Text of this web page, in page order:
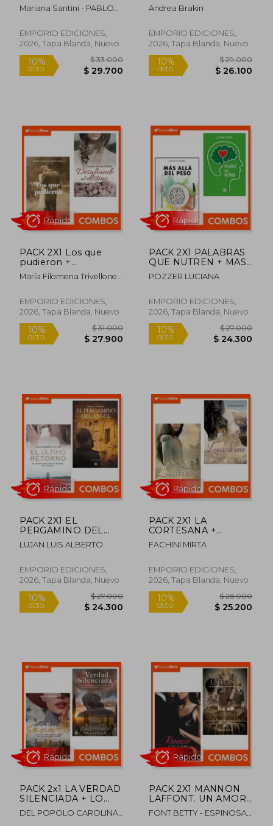
10% $ 30.000
$ 27.000
Rápido
10% $
$
Rápido
CORRÉ TUS LÍMITES
Mariana Santini - PABLO
EMPORIO EDICIONES,
2026, Tapa Blanda, Nuevo
10%
dcto.
$ 33.000
$ 29.700
Rápido
A TIEMPO
Andrea Brakin
EMPORIO EDICIONES,
2026, Tapa Blanda, Nuevo
10%
dcto.
$
$
Rápido
PACK 2X1 Los que
pudieron +
DESAFIANDO AL
DESTINO.
María Filomena Trivellone -
EMPORIO EDICIONES,
2026, Tapa Blanda, Nuevo
10%
dcto.
$ 31.000
$ 27.900
Rápido
PACK 2X1 PALABRAS
QUE NUTREN + MAS
ALLA DEL PESO
POZZER LUCIANA
EMPORIO EDICIONES,
2026, Tapa Blanda, Nuevo
10%
dcto.
Rápido
PACK 2X1 EL
PERGAMINO DEL
ANGEL + EL ULTIMO
RETORNO.
LUJAN LUIS ALBERTO
EMPORIO EDICIONES,
2026, Tapa Blanda, Nuevo
PACK 2X1 LA
CORTESANA +
LEGADO DE HONOR.
FACHINI MIRTA
EMPORIO EDICIONES,
2026, Tapa Blanda, Nuevo
PACK 2x1 LA VERDAD
SILENCIADA + LO
QUE CALLA LA
SANGRE.
DEL POPOLO CAROLINA -
PACK 2X1 MANNON
LAFFONT. UN AMOR
QUE VENCE LAS
FRONTERAS DEL
FONT BETTY - ESPINOSA